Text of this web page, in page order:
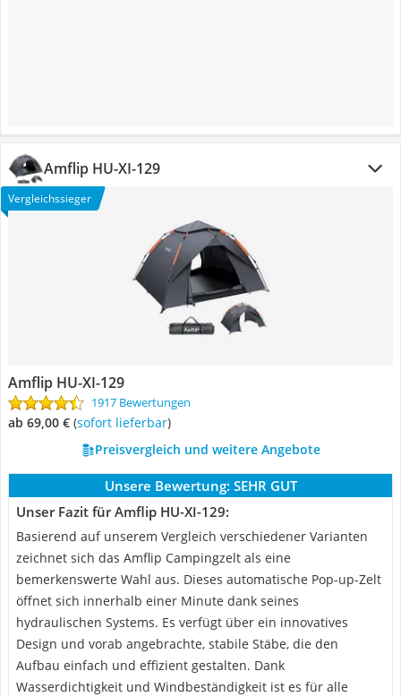
Amflip HU-XI-129
Vergleichssieger
Amflip HU-XI-129
1917 Bewertungen
ab 69,00 € ( Sofort lieferbar)
Preisvergleich und weitere Angebote
Unsere Bewertung: SEHR GUT
Unser Fazit für Amflip HU-XI-129:
Basierend auf unserem Vergleich verschiedener Varianten
zeichnet sich das Amflip Campingzelt als eine
bemerkenswerte Wahl aus. Dieses automatische Pop-up-Zelt
öffnet sich innerhalb einer Minute dank seines
hydraulischen Systems. Es verfügt über ein innovatives
Design und vorab angebrachte, stabile Stäbe, die den
Aufbau einfach und effizient gestalten. Dank
Wasserdichtigkeit und Windbeständigkeit ist es für alle